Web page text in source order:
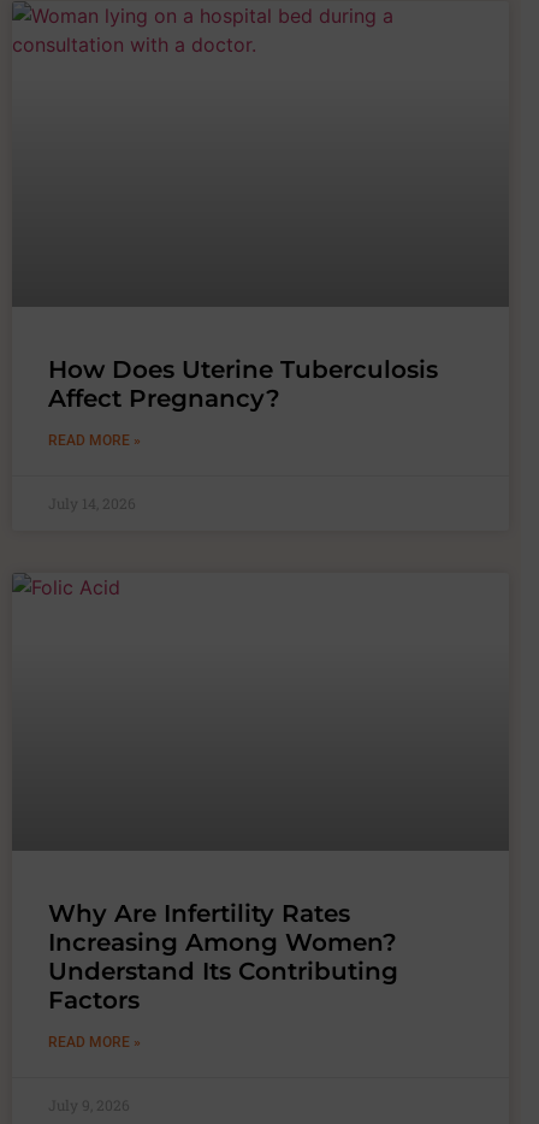
How Does Uterine Tuberculosis
Affect Pregnancy?
READ MORE »
July 14, 2026
Why Are Infertility Rates
Increasing Among Women?
Understand Its Contributing
Factors
READ MORE »
July 9, 2026